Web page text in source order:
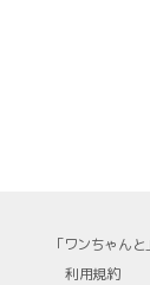
「ワンちゃん
利用規約